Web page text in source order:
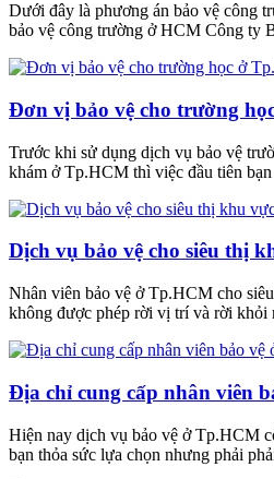
Dưới đây là phương án bảo vệ công
bảo vệ công trường ở HCM Công ty
Đơn vị bảo vệ cho trường
Trước khi sử dụng dịch vụ bảo vệ
khám ở Tp.HCM thì việc đầu tiên bạn
Dịch vụ bảo vệ cho siêu thị
Nhân viên bảo vệ ở Tp.HCM cho
không được phép rời vị trí và rời khỏi
Địa chỉ cung cấp nhân viên
Hiện nay dịch vụ bảo vệ ở Tp.HCM
bạn thỏa sức lựa chọn nhưng phải